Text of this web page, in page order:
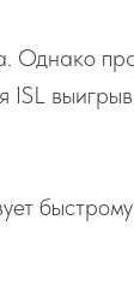
ISL